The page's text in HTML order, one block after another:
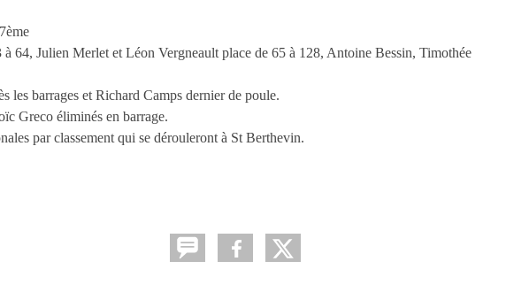
Julien Merlet et Léon Vergneault place de 65 à 128, Antoine Bessin, Timothée
barrages et Richard Camps dernier de poule.
Greco éliminés en barrage.
par classement qui se dérouleront à St Berthevin.